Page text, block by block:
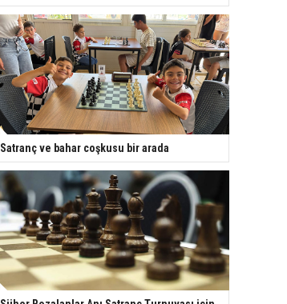
Satranç ve bahar coşkusu bir arada